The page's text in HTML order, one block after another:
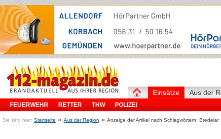
Einsätze
FEUERWEHR RETTER THW POLIZEI
Aus der
Sie sind hier: Startseite » Aus der Region » Anzeige der Artikel nach Schlagwörtern: Bredelar